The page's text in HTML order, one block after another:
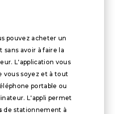
pouvez acheter un
avoir à faire la
L'application vous
vous soyez et à tout
portable ou
L'appli permet
de stationnement à